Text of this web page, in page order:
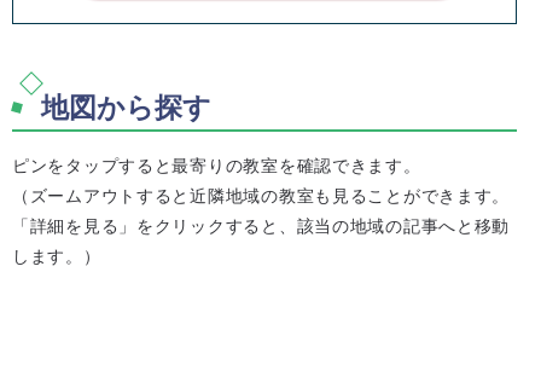
地図から探す
ピンをタップすると最寄りの教室を確認できます。
（ズームアウトすると近隣地域の教室も見ることができます。
「詳細を見る」をクリックすると、該当の地域の記事へと移動
します。）